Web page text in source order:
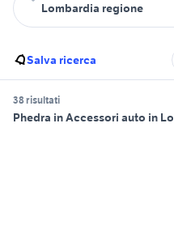
Salva ricerca
38 risultati
Phedra in Accessori auto in